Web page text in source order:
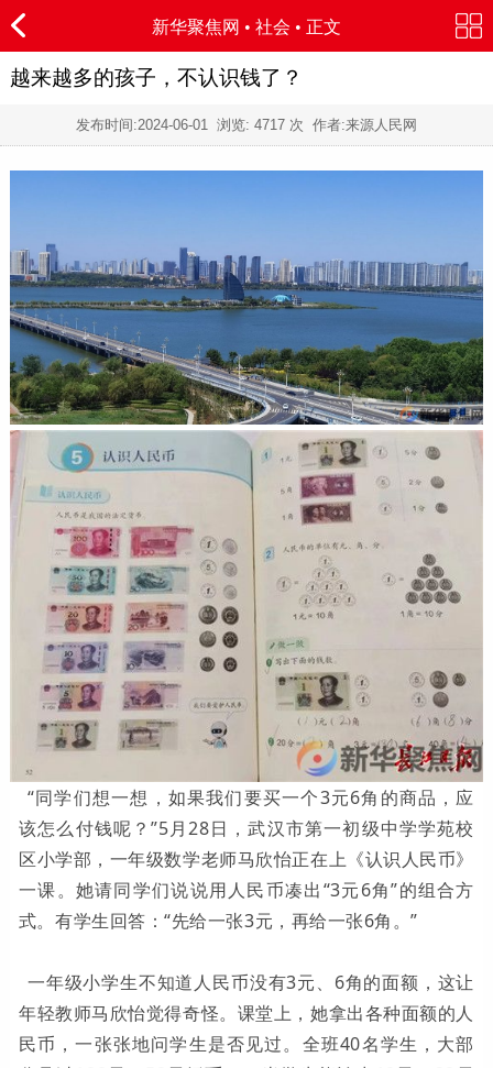
新华聚焦网 • 社会 • 正文
越来越多的孩子，不认识钱了？
发布时间:2024-06-01 浏览: 4717 次 作者:来源人民网
“同学们想一想，如果我们要买一个3元6角的商品，应
该怎么付钱呢？”5月28日，武汉市第一初级中学学苑校
区小学部，一年级数学老师马欣怡正在上《认识人民币》
一课。她请同学们说说用人民币凑出“3元6角”的组合方
式。有学生回答：“先给一张3元，再给一张6角。”
一年级小学生不知道人民币没有3元、6角的面额，这让
年轻教师马欣怡觉得奇怪。课堂上，她拿出各种面额的人
民币，一张张地问学生是否见过。全班40名学生，大部